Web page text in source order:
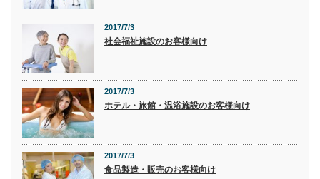
2017/7/3
社会福祉施設のお客様向け
2017/7/3
ホテル・旅館・温浴施設のお客様向け
2017/7/3
食品製造・販売のお客様向け